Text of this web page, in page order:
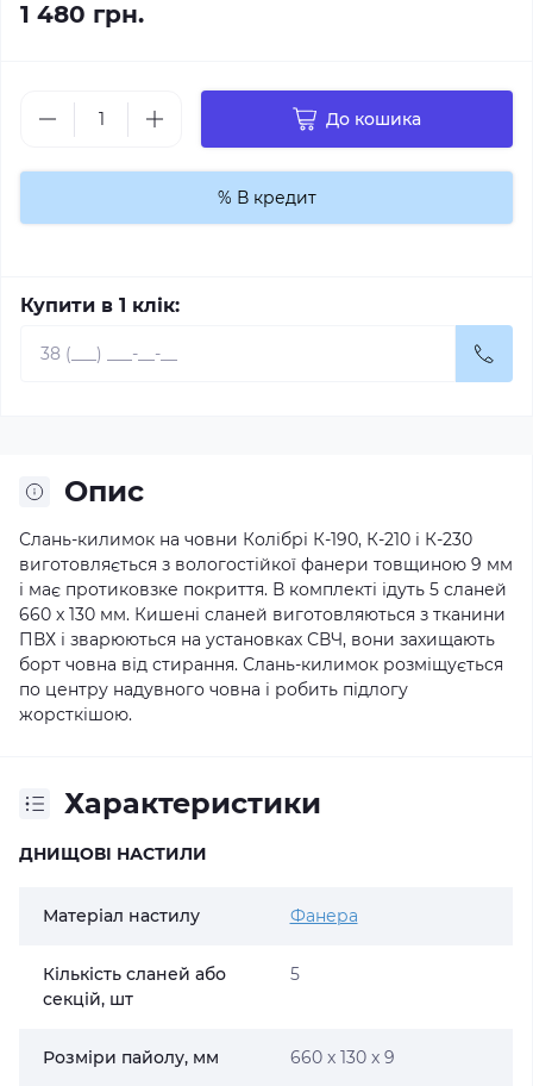
1 480 грн.
До кошика
% В кредит
Купити в 1 клік:
Опис
Слань-килимок на човни Колібрі К-190, К-210 і К-230
виготовляється з вологостійкої фанери товщиною 9 мм
і має протиковзке покриття. В комплекті ідуть 5 сланей
660 x 130 мм. Кишені сланей виготовляються з тканини
ПВХ і зварюються на установках СВЧ, вони захищають
борт човна від стирання. Слань-килимок розміщується
по центру надувного човна і робить підлогу
жорсткішою.
Характеристики
ДНИЩОВІ НАСТИЛИ
Матеріал настилу Фанера
Кількість сланей або
секцій, шт
5
Розміри пайолу, мм 660 x 130 x 9